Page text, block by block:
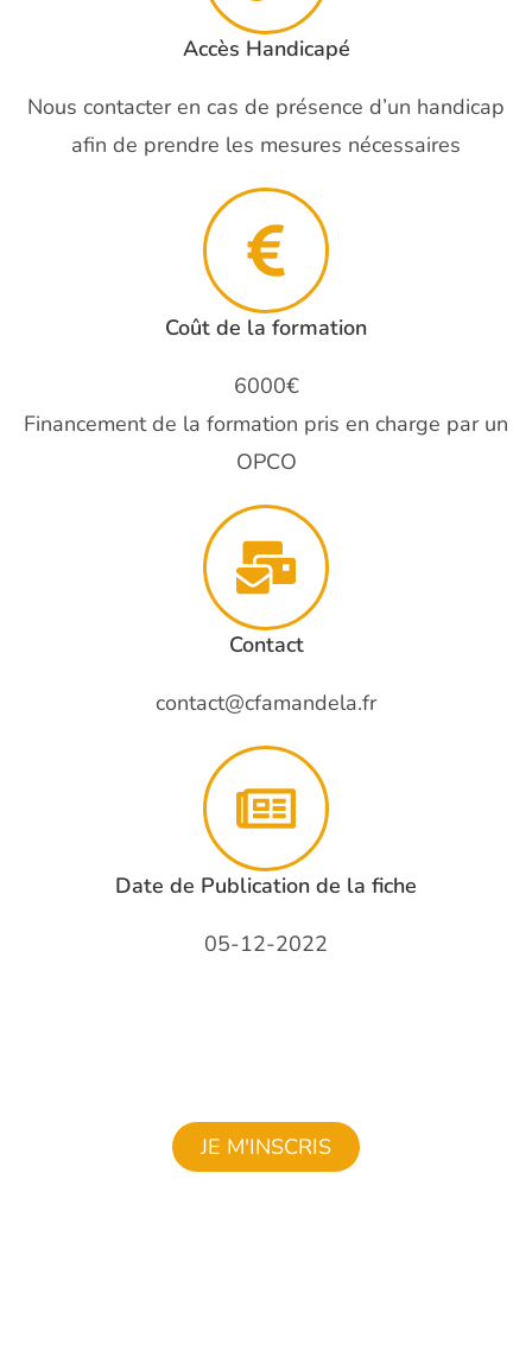
Accès Handicapé
Nous contacter en cas de présence d’un handicap
afin de prendre les mesures nécessaires
Coût de la formation
6000€
Financement de la formation pris en charge par un
OPCO
Contact
contact@cfamandela.fr
Date de Publication de la fiche
05-12-2022
JE M'INSCRIS